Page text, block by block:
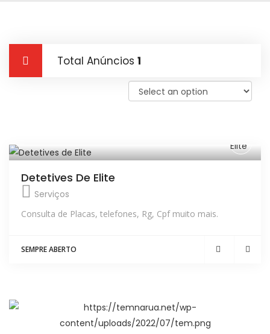
Total Anúncios 1
Detetives De Elite
Serviços
Consulta de Placas, telefones, Rg, Cpf muito mais.
SEMPRE ABERTO